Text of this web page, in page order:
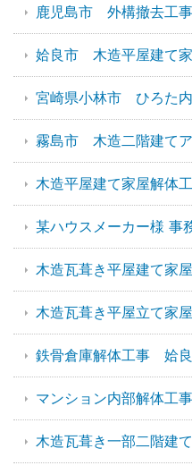
鹿児島市 外構撤去工事
姶良市 木造平屋建て
宮崎県小林市 ひろた
霧島市 木造二階建て
木造平屋建て家屋解体
某ハウスメーカー様 事
木造瓦葺き平屋建て家
木造瓦葺き平屋立て家
鉄骨倉庫解体工事 姶
マンション内部解体工
木造瓦葺き一部二階建